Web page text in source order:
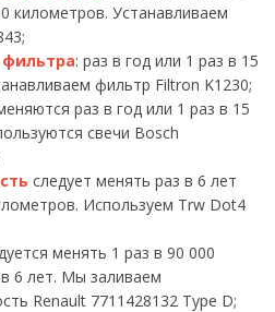
километров. Устанавливаем
фильтра: раз в год или 1 раз в 15
фильтр Filtron K1230;
раз в год или 1 раз в 15
свечи Bosch
следует менять раз в 6 лет
Используем Trw Dot4
менять 1 раз в 90 000
6 лет. Мы заливаем
Renault 7711428132 Type D;